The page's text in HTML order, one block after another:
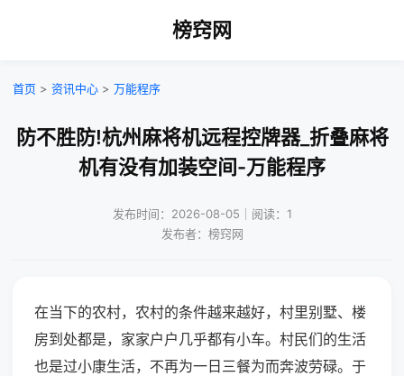
榜窍网
首页 > 资讯中心 > 万能程序
防不胜防!杭州麻将机远程控牌器_折叠麻将
机有没有加装空间-万能程序
发布时间：2026-08-05｜阅读：1
发布者：榜窍网
在当下的农村，农村的条件越来越好，村里别墅、楼
房到处都是，家家户户几乎都有小车。村民们的生活
也是过小康生活，不再为一日三餐为而奔波劳碌。于